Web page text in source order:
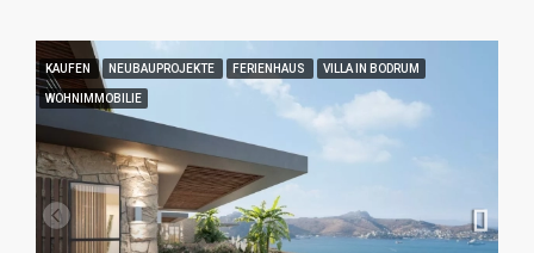
KAUFEN NEUBAUPROJEKTE FERIENHAUS VILLA IN BODRUM
WOHNIMMOBILIE